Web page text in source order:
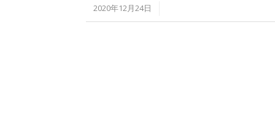
2020年12月24日